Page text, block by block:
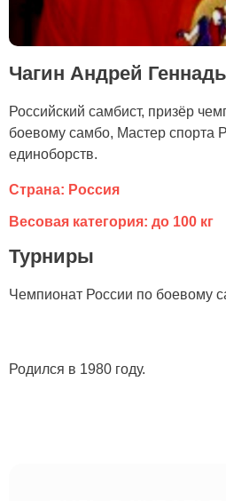
Чагин Андрей
Российский самбист, призёр
боевому самбо, Мастер спорта
единоборств.
Страна: Россия
Весовая категория: до 100 кг
Турниры
Чемпионат России по боевому
Родился в 1980 году.